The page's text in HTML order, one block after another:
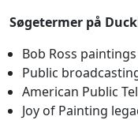
Søgetermer på
Bob Ross
Public
American Public
Joy of Painting